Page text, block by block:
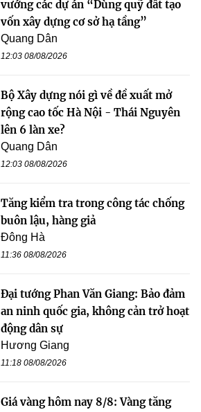
vướng các dự án “Dùng quỹ đất tạo
vốn xây dựng cơ sở hạ tầng”
Quang Dân
12:03 08/08/2026
Bộ Xây dựng nói gì về đề xuất mở
rộng cao tốc Hà Nội - Thái Nguyên
lên 6 làn xe?
Quang Dân
12:03 08/08/2026
Tăng kiểm tra trong công tác chống
buôn lậu, hàng giả
Đông Hà
11:36 08/08/2026
Đại tướng Phan Văn Giang: Bảo đảm
an ninh quốc gia, không cản trở hoạt
động dân sự
Hương Giang
11:18 08/08/2026
Giá vàng hôm nay 8/8: Vàng tăng